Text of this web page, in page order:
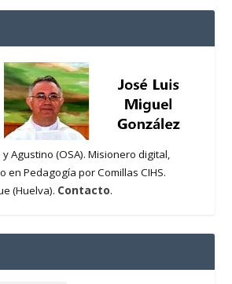
Agustino (OSA). Misionero digital,
en Pedagogía por Comillas CIHS.
(Huelva). Contacto.